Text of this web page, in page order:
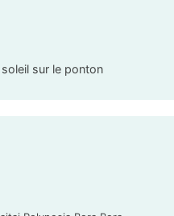
sur le ponton